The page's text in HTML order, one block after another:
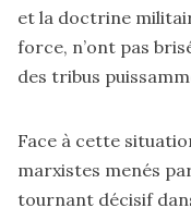
et la doctrine
force, n’ont pas
des tribus
Face à cette
marxistes menés
tournant décisif